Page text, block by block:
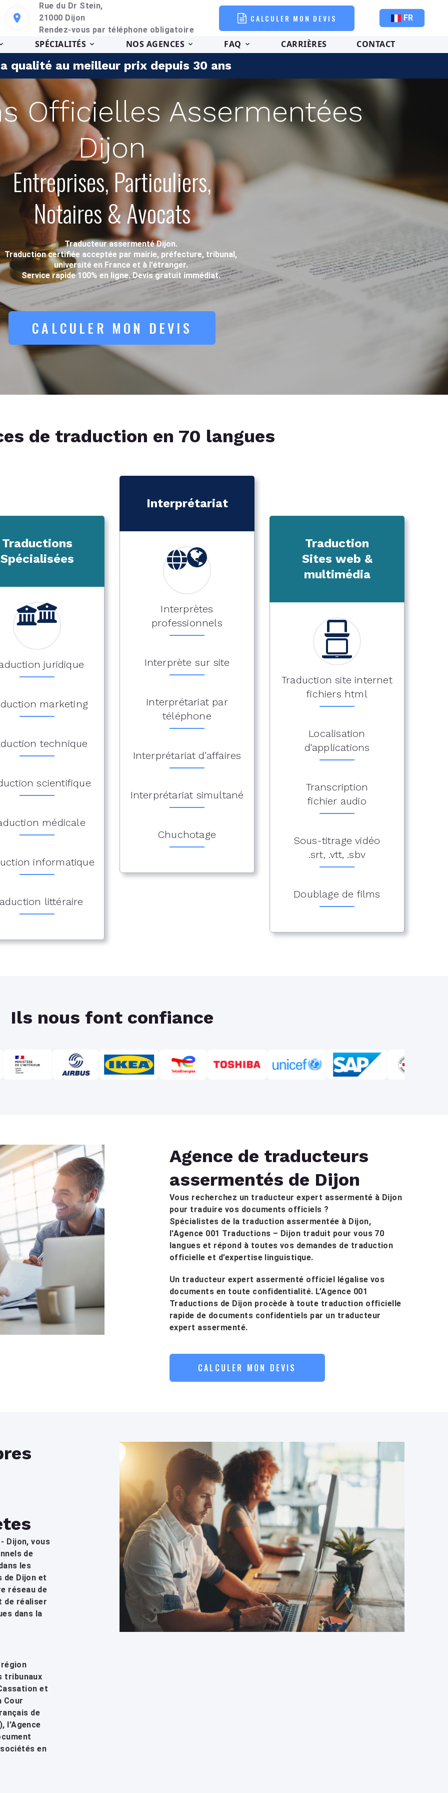
Rue du Dr Stein,
21000 Dijon
Rendez-vous par téléphone obligatoire
CALCULER MON DEVIS FR
SPÉCIALITÉS NOS AGENCES FAQ CARRIÈRES CONTACT
qualité au meilleur prix depuis 30 ans
Officielles Assermentées
Dijon
Entreprises, Particuliers,
Notaires & Avocats
Traducteur assermenté Dijon.
Traduction certifiée acceptée par mairie, préfecture, tribunal,
université en France et à l'étranger.
Service rapide 100% en ligne. Devis gratuit immédiat.
CALCULER MON DEVIS
de traduction en 70 langues
Traductions
Spécialisées
juridique
marketing
technique
scientifique
médicale
informatique
littéraire
Interprétariat
Interprètes
professionnels
Interprète sur site
Interprétariat par
téléphone
Interprétariat d'affaires
Interprétariat simultané
Chuchotage
Traduction
Sites web &
multimédia
Traduction site internet
fichiers html
Localisation
d'applications
Transcription
fichier audio
Sous-titrage vidéo
.srt, .vtt, .sbv
Doublage de films
Ils nous font confiance
Agence de traducteurs
assermentés de Dijon
Vous recherchez un traducteur expert assermenté à Dijon
pour traduire vos documents officiels ?
Spécialistes de la traduction assermentée à Dijon,
l'Agence 001 Traductions – Dijon traduit pour vous 70
langues et répond à toutes vos demandes de traduction
officielle et d’expertise linguistique.
Un traducteur expert assermenté officiel légalise vos
documents en toute confidentialité. L’Agence 001
Traductions de Dijon procède à toute traduction officielle
rapide de documents confidentiels par un traducteur
expert assermenté.
CALCULER MON DEVIS
Dijon, vous
de
les
de Dijon et
réseau de
de réaliser
dans la
tribunaux
et
Cour
de
l'Agence
en